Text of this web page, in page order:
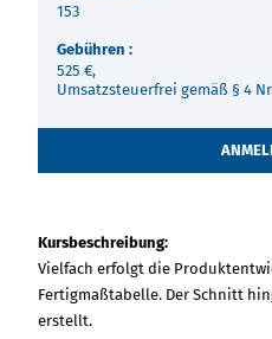
153
Gebühren :
525 €,
Umsatzsteuerfrei gemäß § 4
Kursbeschreibung:
Vielfach erfolgt die
Fertigmaßtabelle. Der Schnitt
erstellt.